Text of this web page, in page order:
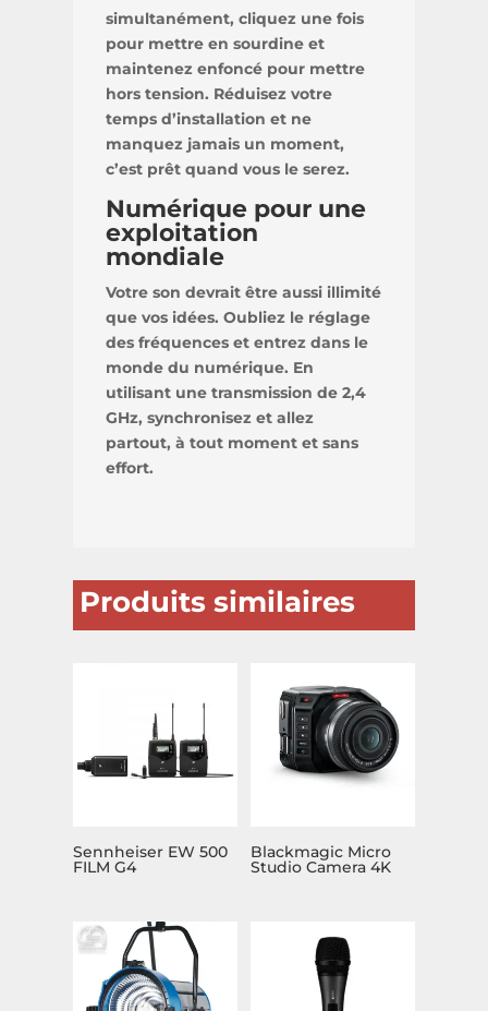
simultanément, cliquez une fois
pour mettre en sourdine et
maintenez enfoncé pour mettre
hors tension. Réduisez votre
temps d’installation et ne
manquez jamais un moment,
c’est prêt quand vous le serez.
Numérique pour une
exploitation
mondiale
Votre son devrait être aussi illimité
que vos idées. Oubliez le réglage
des fréquences et entrez dans le
monde du numérique. En
utilisant une transmission de 2,4
GHz, synchronisez et allez
partout, à tout moment et sans
effort.
Produits similaires
Sennheiser EW 500
FILM G4
Blackmagic Micro
Studio Camera 4K